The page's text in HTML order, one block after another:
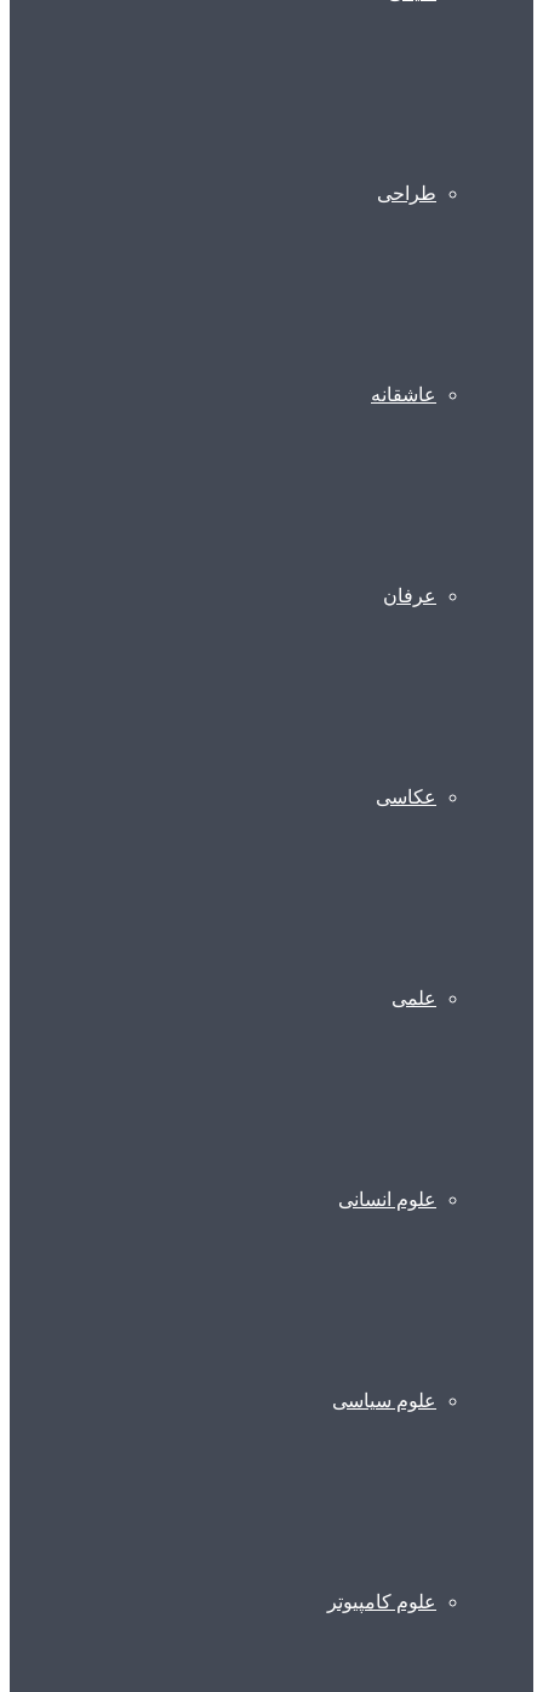
طراحی
عاشقانه
عرفان
عکاسی
علمی
علوم انسانی
علوم سیاسی
علوم کامپیوتر